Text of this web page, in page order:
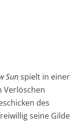
Sunspielt in einer
Verlöschen
des
seine Gilde